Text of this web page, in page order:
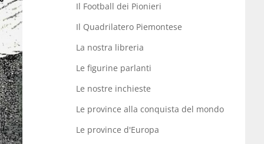
Il Football dei Pionieri
Il Quadrilatero Piemontese
La nostra libreria
Le figurine parlanti
Le nostre inchieste
Le province alla conquista del mondo
Le province d'Europa